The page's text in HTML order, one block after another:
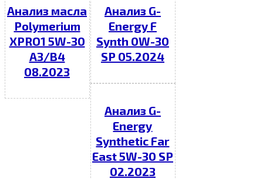
Анализ масла
Polymerium
XPRO1 5W-30
A3/B4
08.2023
Анализ G-
Energy F
Synth 0W-30
SP 05.2024
Анализ G-
Energy
Synthetic Far
East 5W-30 SP
02.2023